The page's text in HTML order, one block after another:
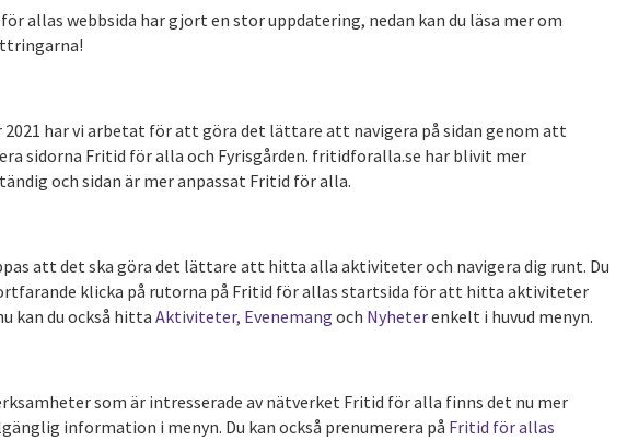
allas webbsida har gjort en stor uppdatering, nedan kan du läsa mer om
2021 har vi arbetat för att göra det lättare att navigera på sidan genom att
sidorna Fritid för alla och Fyrisgården. fritidforalla.se har blivit mer
och sidan är mer anpassat Fritid för alla.
att det ska göra det lättare att hitta alla aktiviteter och navigera dig runt. Du
klicka på rutorna på Fritid för allas startsida för att hitta aktiviteter
kan du också hittaAktiviteter, Evenemang och Nyheterenkelt i huvud menyn.
som är intresserade av nätverket Fritid för alla finns det nu mer
information i menyn. Du kan också prenumerera på Fritid för allas